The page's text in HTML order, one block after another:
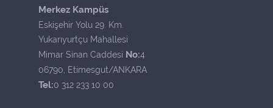
Merkez Kampüs
Eskişehir Yolu 29. Km.
Yukarıyurtçu Mahallesi
Mimar Sinan Caddesi No:4
06790, Etimesgut/ANKARA
Tel:0 312 233 10 00